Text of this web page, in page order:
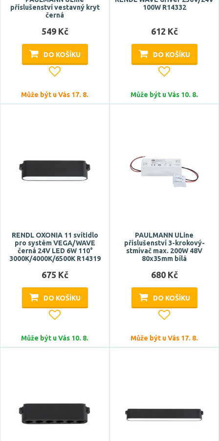
Funkce
stmívání krokově vypínačem
Tvar / motiv
podlouhlý
polokoule
Stupeň krytí
IP20
Výška
příslušenství vestavný kryt
černá
549 Kč
DO KOŠÍKU
Může být u Vás 17. 8.
100W R14332
612 Kč
DO KOŠÍKU
Může být u Vás 10. 8.
RENDL OXONIA 11 svítidlo
pro systém VEGA/WAVE
černá 24V LED 6W 110°
3000K/4000K/6500K R14319
675 Kč
DO KOŠÍKU
Může být u Vás 10. 8.
PAULMANN ULine
příslušenství 3-krokový-
stmívač max. 200W 48V
80x35mm bílá
680 Kč
DO KOŠÍKU
Může být u Vás 17. 8.